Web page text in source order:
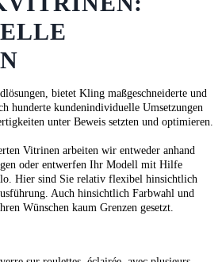
bietet Kling maßgeschneiderte und
hunderte kundenindividuelle Umsetzungen
unter Beweis setzten und optimieren.
Vitrinen arbeiten wir entweder anhand
oder entwerfen Ihr Modell mit Hilfe
Hier sind Sie relativ flexibel hinsichtlich
Auch hinsichtlich Farbwahl und
Wünschen kaum Grenzen gesetzt.